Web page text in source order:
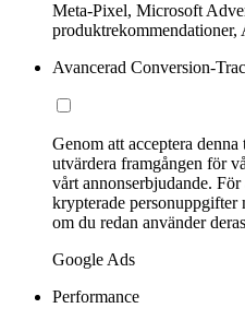
Meta-Pixel, Microsoft
produktrekommendationer,
Avancerad Conversion-
Genom att acceptera
utvärdera framgången för
vårt annonserbjudande.
krypterade personuppgifter
om du redan använder
Google Ads
Performance